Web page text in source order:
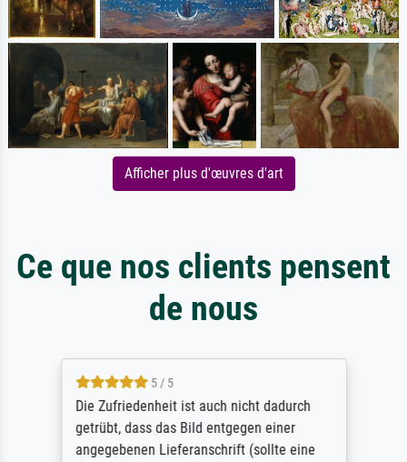
Afficher plus d'œuvres d'art
Ce que nos clients pensent
de nous
5 / 5
Die Zufriedenheit ist auch nicht dadurch
getrübt, dass das Bild entgegen einer
angegebenen Lieferanschrift (sollte eine